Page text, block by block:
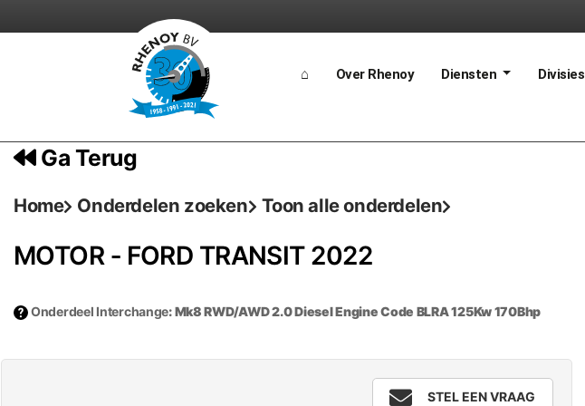
⌂ Over Rhenoy Diensten Divisies
Ga Terug
Home Onderdelen zoeken Toon alle onderdelen
MOTOR ‐ FORD TRANSIT 2022
Onderdeel Interchange: Mk8 RWD/AWD 2.0 Diesel Engine Code BLRA 125Kw 170Bhp
STEL EEN VRAAG